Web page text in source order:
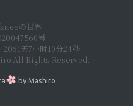
の世界
号
2061天7小时10分25秒
All Rights Reserved.
by Mashiro